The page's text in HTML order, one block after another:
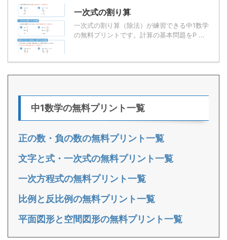
一次式の割り算
一次式の割り算（除法）が練習できる中1数学
の無料プリントです。計算の基本問題をP ...
中1数学の無料プリント一覧
正の数・負の数の無料プリント一覧
文字と式・一次式の無料プリント一覧
一次方程式の無料プリント一覧
比例と反比例の無料プリント一覧
平面図形と空間図形の無料プリント一覧